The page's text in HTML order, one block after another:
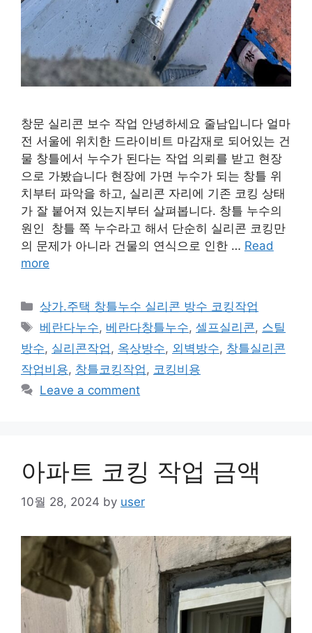
창문 실리콘 보수 작업 안녕하세요 줄남입니다 얼마
전 서울에 위치한 드라이비트 마감재로 되어있는 건
물 창틀에서 누수가 된다는 작업 의뢰를 받고 현장
으로 가봤습니다 현장에 가면 누수가 되는 창틀 위
치부터 파악을 하고, 실리콘 자리에 기존 코킹 상태
가 잘 붙어져 있는지부터 살펴봅니다. 창틀 누수의
원인 창틀 쪽 누수라고 해서 단순히 실리콘 코킹만
의 문제가 아니라 건물의 연식으로 인한 … Read
more
Categories
상가.주택 창틀누수 실리콘 방수 코킹작업
Tags
베란다누수, 베란다창틀누수,셀프실리콘, 스틸
방수, 실리콘작업 , 옥상방수, 외벽방수, 창틀실리콘
작업비용, 창틀코킹작업 , 코킹비용
Leave a comment
아파트 코킹 작업 금액
10월 28, 2024 by user